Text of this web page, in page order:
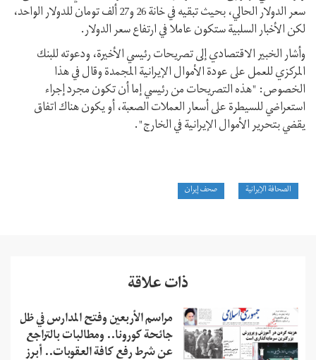
سعر الدولار الحالي، بحيث تبقيه في خانة 26 و27 ألف تومان للدولار الواحد،
لكن الأخبار السلبية ستكون عاملا في ارتفاع سعر الدولار.
وأشار الخبير الاقتصادي إلى تصريحات رئيسي الأخيرة، ودعوته للبنك
المركزي للعمل على عودة الأموال الإيرانية المجمدة وقال في هذا
الخصوص: "هذه التصريحات من رئيسي إما أن تكون مجرد إجراء
استعراضي للسيطرة على أسعار العملات الصعبة، أو يكون هناك اتفاق
يقضي بتحرير الأموال الإيرانية في الخارج".
الصحافة الإيرانية صحف إيران
ذات علاقة
مراسم الأربعين وفتح المدارس في ظل
جائحة كورونا.. ومطالبات بالتراجع
عن شرط رفع كافة العقوبات.. أبرز